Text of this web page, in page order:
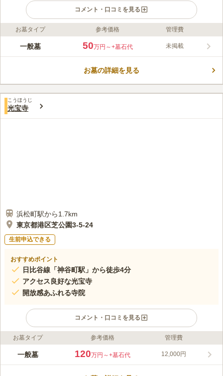
コメント・口コミを見る
ライフドット編集部のコメント
見上げれば東京タワー、各最寄り駅からアクセス抜群、都心らし
「シェリーホール」が併設されており、葬儀や法要の行事を行う
口コミ評価
みんなの評価
お墓タイプ 参考価格 管理費
一般墓 50万円～+墓石代 未掲載
お墓の詳細を見る
こうほうじ
光宝寺
浜松町駅から1.7km
東京都港区芝公園3-5-24
生前申込できる
おすすめポイント
日比谷線「神谷町駅」から徒歩4分
アクセス良好な光宝寺
開放感あふれる寺院
コメント・口コミを見る
ライフドット編集部のコメント
光宝寺は、白容伝清大和尚が開山となり、天翁秀雪和尚の開基に
お墓タイプ 参考価格 管理費
一般墓 120万円～+墓石代 12,000円